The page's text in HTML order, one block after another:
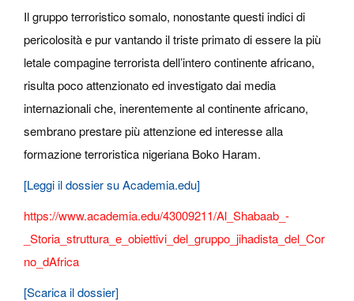
Il gruppo terroristico somalo, nonostante questi indici di
pericolosità e pur vantando il triste primato di essere la più
letale compagine terrorista dell’intero continente africano,
risulta poco attenzionato ed investigato dai media
internazionali che, inerentemente al continente africano,
sembrano prestare più attenzione ed interesse alla
formazione terroristica nigeriana Boko Haram.
[Leggi il dossier su Academia.edu]
https://www.academia.edu/43009211/Al_Shabaab_-
_Storia_struttura_e_obiettivi_del_gruppo_jihadista_del_Cor
no_dAfrica
[Scarica il dossier]